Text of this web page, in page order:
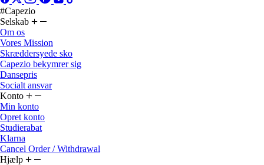
#Capezio
Selskab
Om os
Vores Mission
Skræddersyede sko
Capezio bekymrer sig
Dansepris
Socialt ansvar
Konto
Min konto
Opret konto
Studierabat
Klarna
Cancel Order / Withdrawal
Hjælp